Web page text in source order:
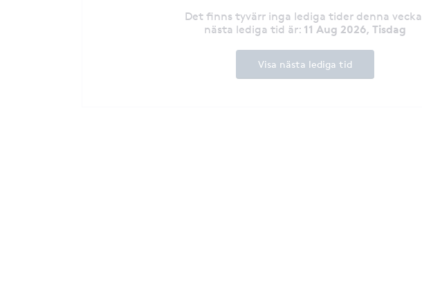
Det finns tyvärr inga lediga tider denna vecka
nästa lediga tid är: 11 Aug 2026, Tisdag
Visa nästa lediga tid